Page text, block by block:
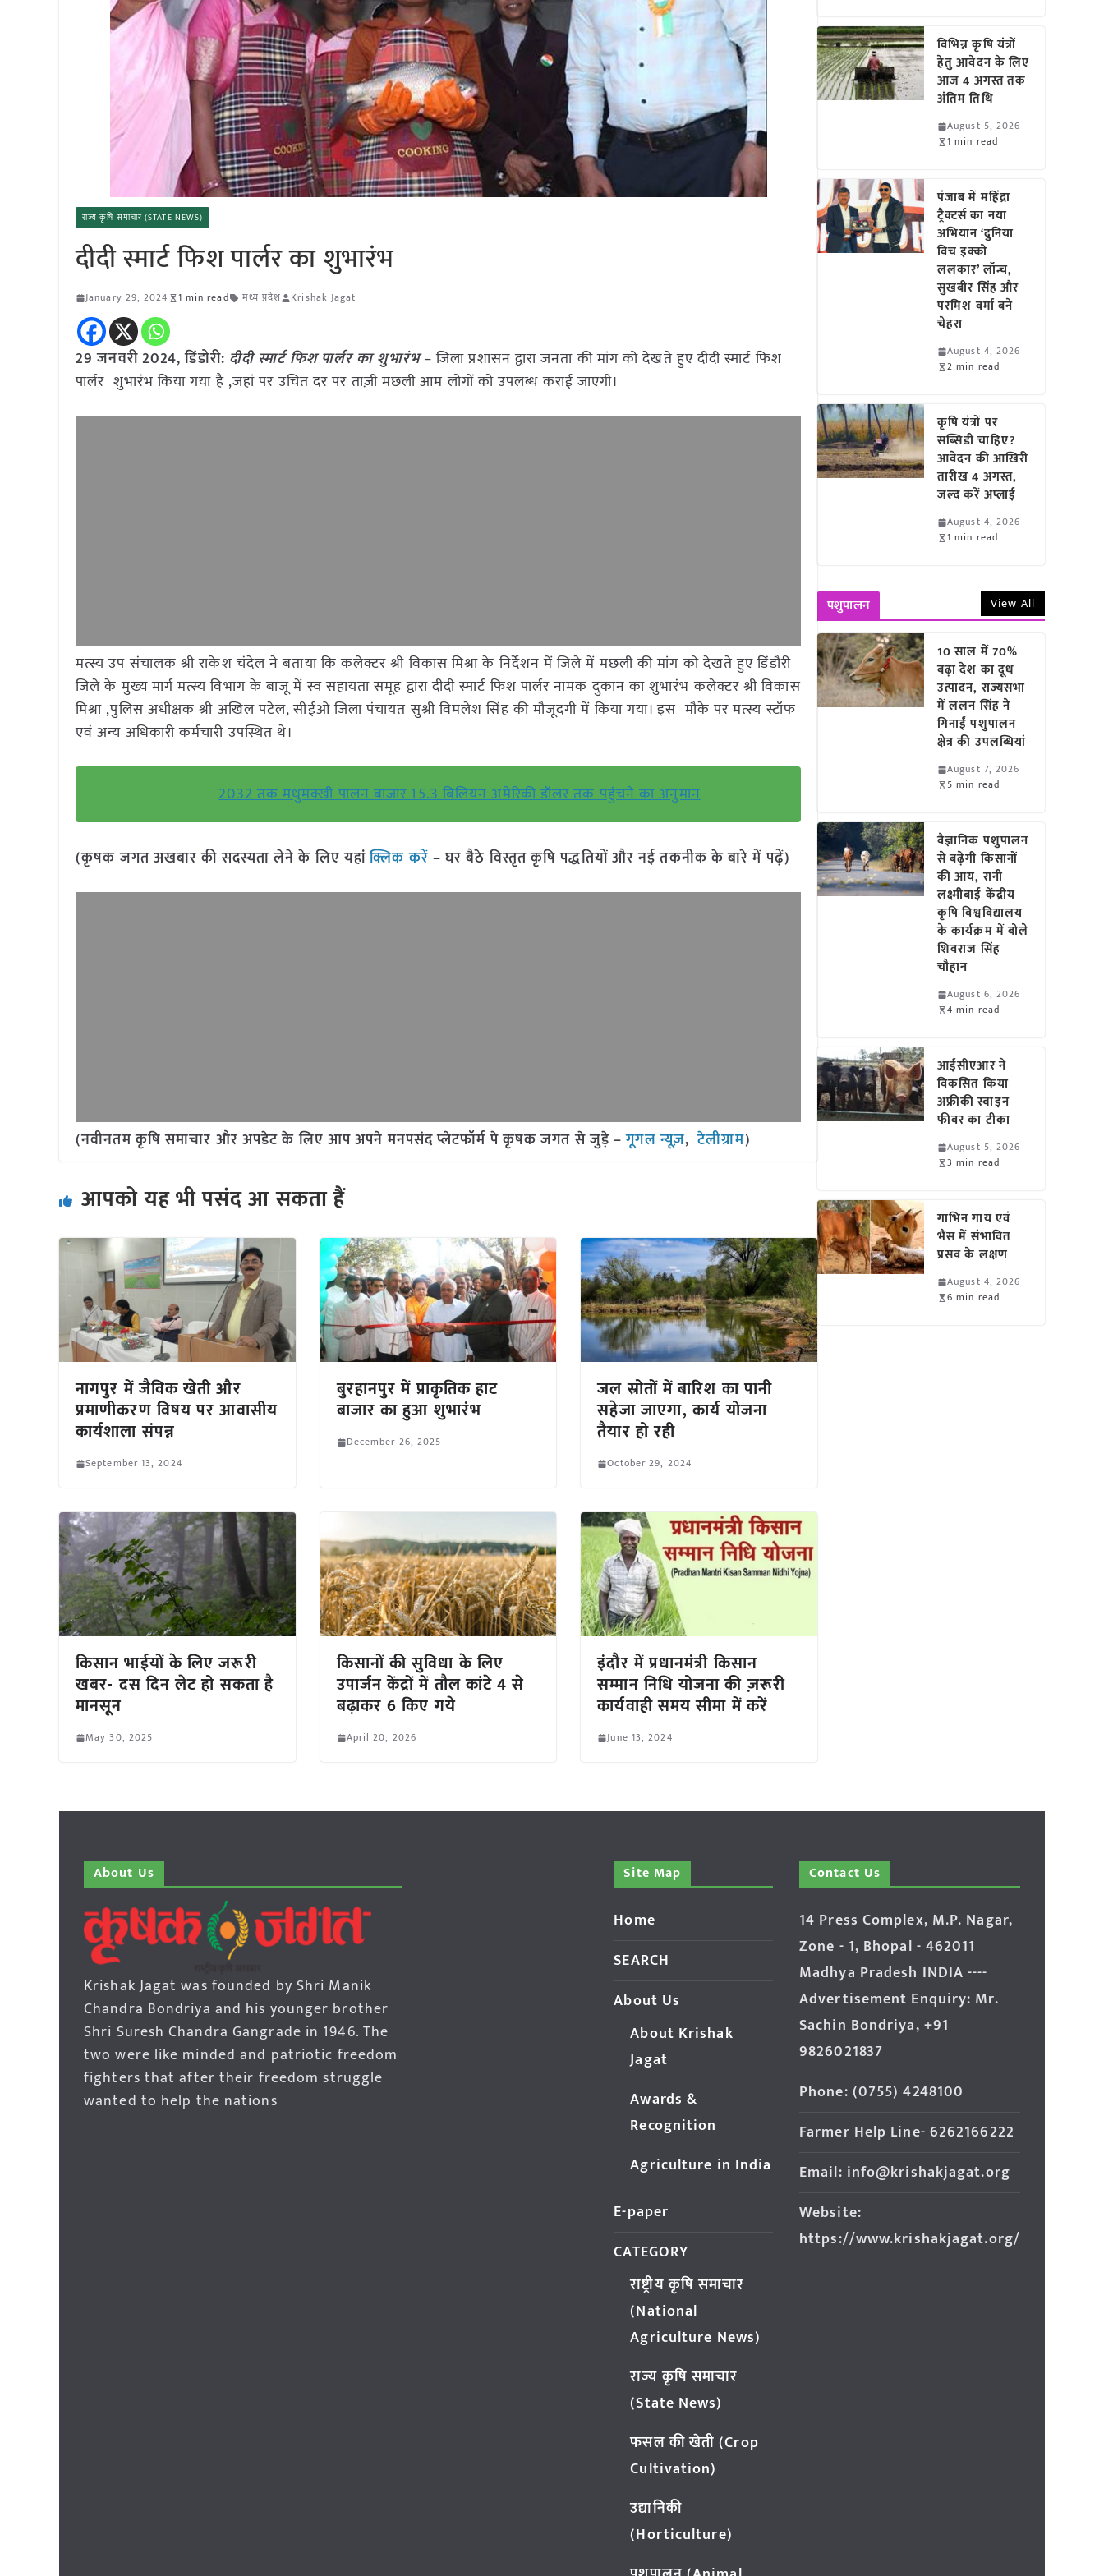
राज्य कृषि समाचार (STATE NEWS)
दीदी स्मार्ट फिश पार्लर का शुभारंभ
January 29, 2024 1 min read मध्य प्रदेश Krishak Jagat
29 जनवरी 2024, डिंडोरी: दीदी स्मार्ट फिश पार्लर का शुभारंभ– जिला प्रशासन द्वारा जनता की मांग को देखते हुए दीदी स्मार्ट फिश
पार्लर शुभारंभ किया गया है ,जहां पर उचित दर पर ताज़ी मछली आम लोगों को उपलब्ध कराई जाएगी।
मत्स्य उप संचालक श्री राकेश चंदेल ने बताया कि कलेक्टर श्री विकास मिश्रा के निर्देशन में जिले में मछली की मांग को देखते हुए डिंडौरी
जिले के मुख्य मार्ग मत्स्य विभाग के बाजू में स्व सहायता समूह द्वारा दीदी स्मार्ट फिश पार्लर नामक दुकान का शुभारंभ कलेक्टर श्री विकास
मिश्रा ,पुलिस अधीक्षक श्री अखिल पटेल, सीईओ जिला पंचायत सुश्री विमलेश सिंह की मौजूदगी में किया गया। इस मौके पर मत्स्य स्टॉफ
एवं अन्य अधिकारी कर्मचारी उपस्थित थे।
2032 तक मधुमक्खी पालन बाजार 15.3 बिलियन अमेरिकी डॉलर तक पहुंचने का अनुमान
(कृषक जगत अखबार की सदस्यता लेने के लिए यहांक्लिक करें – घर बैठे विस्तृत कृषि पद्धतियों और नई तकनीक के बारे में पढ़ें)
(नवीनतम कृषि समाचार और अपडेट के लिए आप अपने मनपसंद प्लेटफॉर्म पे कृषक जगत से जुड़े –गूगल न्यूज़,टेलीग्राम)
आपको यह भी पसंद आ सकता हैं
नागपुर में जैविक खेती और
प्रमाणीकरण विषय पर आवासीय
कार्यशाला संपन्न
September 13, 2024
बुरहानपुर में प्राकृतिक हाट
बाजार का हुआ शुभारंभ
December 26, 2025
जल स्रोतों में बारिश का पानी
सहेजा जाएगा, कार्य योजना
तैयार हो रही
October 29, 2024
किसान भाईयों के लिए जरूरी
खबर- दस दिन लेट हो सकता है
मानसून
May 30, 2025
किसानों की सुविधा के लिए
उपार्जन केंद्रों में तौल कांटे 4 से
बढ़ाकर 6 किए गये
April 20, 2026
इंदौर में प्रधानमंत्री किसान
सम्मान निधि योजना की ज़रूरी
कार्यवाही समय सीमा में करें
June 13, 2024
विभिन्न कृषि यंत्रों
हेतु आवेदन के लिए
आज 4 अगस्त तक
अंतिम तिथि
August 5, 2026
1 min read
पंजाब में महिंद्रा
ट्रैक्टर्स का नया
अभियान ‘दुनिया
विच इक्को
ललकार’ लॉन्च,
सुखबीर सिंह और
परमिश वर्मा बने
चेहरा
August 4, 2026
2 min read
कृषि यंत्रों पर
सब्सिडी चाहिए?
आवेदन की आखिरी
तारीख 4 अगस्त,
जल्द करें अप्लाई
August 4, 2026
1 min read
पशुपालन View All
10 साल में 70%
बढ़ा देश का दूध
उत्पादन, राज्यसभा
में ललन सिंह ने
गिनाईं पशुपालन
क्षेत्र की उपलब्धियां
August 7, 2026
5 min read
वैज्ञानिक पशुपालन
से बढ़ेगी किसानों
की आय, रानी
लक्ष्मीबाई केंद्रीय
कृषि विश्वविद्यालय
के कार्यक्रम में बोले
शिवराज सिंह
चौहान
August 6, 2026
4 min read
आईसीएआर ने
विकसित किया
अफ्रीकी स्वाइन
फीवर का टीका
August 5, 2026
3 min read
गाभिन गाय एवं
भैंस में संभावित
प्रसव के लक्षण
August 4, 2026
6 min read
About Us
Krishak Jagat was founded by Shri Manik
Chandra Bondriya and his younger brother
Shri Suresh Chandra Gangrade in 1946. The
two were like minded and patriotic freedom
fighters that after their freedom struggle
wanted to help the nations
Site Map
Home
SEARCH
About Us
About Krishak
Jagat
Awards &
Recognition
Agriculture in India
E-paper
CATEGORY
राष्ट्रीय कृषि समाचार
(National
Agriculture News)
राज्य कृषि समाचार
(State News)
फसल की खेती (Crop
Cultivation)
उद्यानिकी
(Horticulture)
Contact Us
14 Press Complex, M.P. Nagar,
Zone - 1, Bhopal - 462011
Madhya Pradesh INDIA ----
Advertisement Enquiry: Mr.
Sachin Bondriya, +91
9826021837
Phone: (0755) 4248100
Farmer Help Line- 6262166222
Email: info@krishakjagat.org
Website:
https://www.krishakjagat.org/